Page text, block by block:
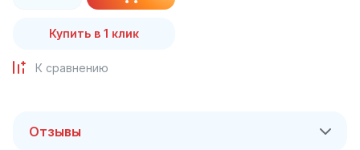
Купить в 1 клик
К сравнению
Отзывы